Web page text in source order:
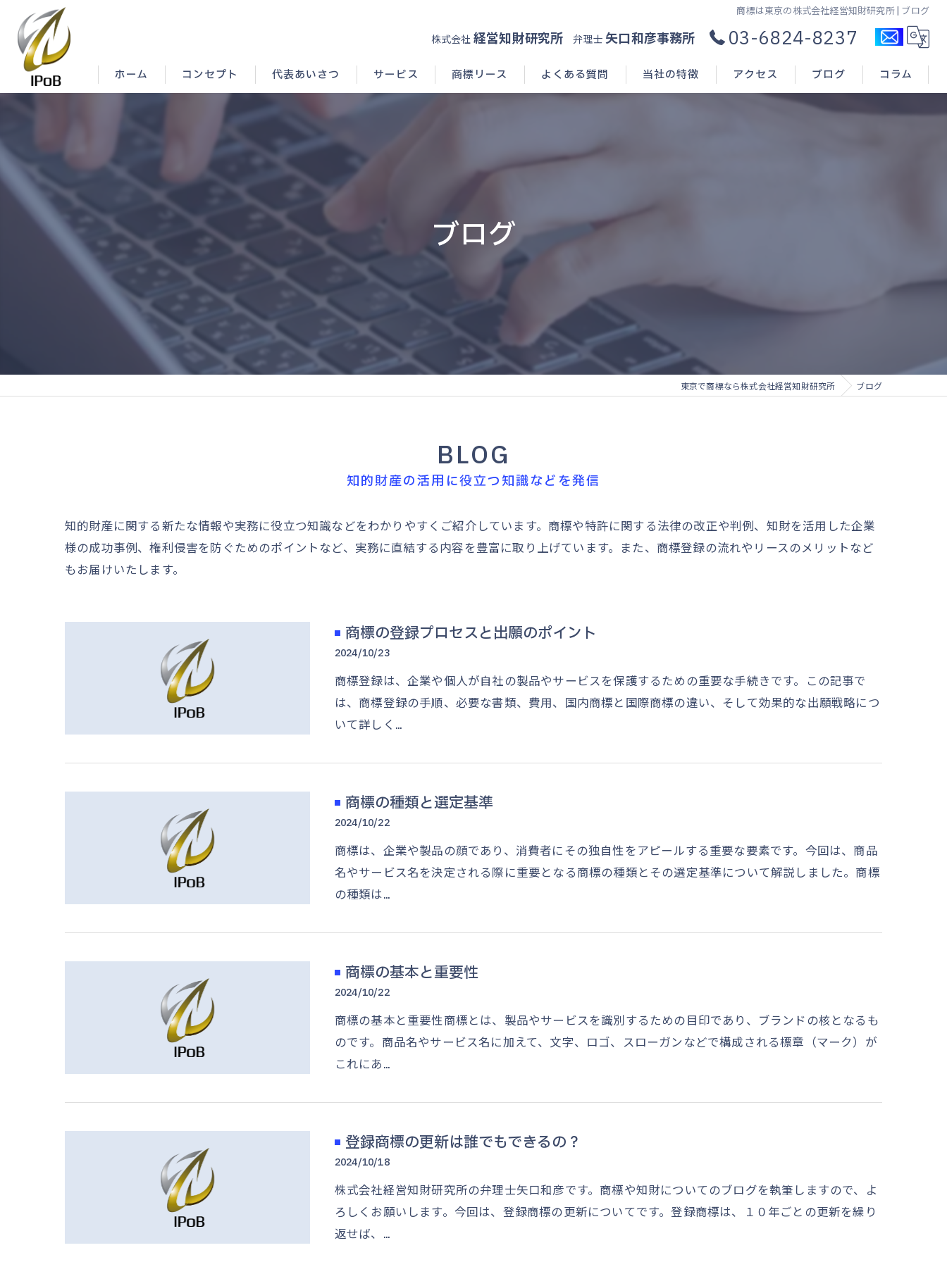
商標は東京の株式会社経営知財研究所 | ブログ
株式会社 経営知財研究所 弁理士 矢口和彦事務所 03-6824-8237
ホーム コンセプト 代表あいさつ サービス 商標リース よくある質問 当社の特徴 アクセス ブログ コラム
ブログ
東京で商標なら株式会社経営知財研究所 ブログ
BLOG
知的財産の活用に役立つ知識などを発信
知的財産に関する新たな情報や実務に役立つ知識などをわかりやすくご紹介しています。商標や特許に関する法律の改正や判例、知財を活用した企業
様の成功事例、権利侵害を防ぐためのポイントなど、実務に直結する内容を豊富に取り上げています。また、商標登録の流れやリースのメリットなど
もお届けいたします。
商標の登録プロセスと出願のポイント
2024/10/23
商標登録は、企業や個人が自社の製品やサービスを保護するための重要な手続きです。この記事で
は、商標登録の手順、必要な書類、費用、国内商標と国際商標の違い、そして効果的な出願戦略につ
いて詳しく…
商標の種類と選定基準
2024/10/22
商標は、企業や製品の顔であり、消費者にその独自性をアピールする重要な要素です。今回は、商品
名やサービス名を決定される際に重要となる商標の種類とその選定基準について解説しました。商標
の種類は…
商標の基本と重要性
2024/10/22
商標の基本と重要性商標とは、製品やサービスを識別するための目印であり、ブランドの核となるも
のです。商品名やサービス名に加えて、文字、ロゴ、スローガンなどで構成される標章（マーク）が
これにあ…
登録商標の更新は誰でもできるの？
2024/10/18
株式会社経営知財研究所の弁理士矢口和彦です。商標や知財についてのブログを執筆しますので、よ
ろしくお願いします。今回は、登録商標の更新についてです。登録商標は、１０年ごとの更新を繰り
返せば、…